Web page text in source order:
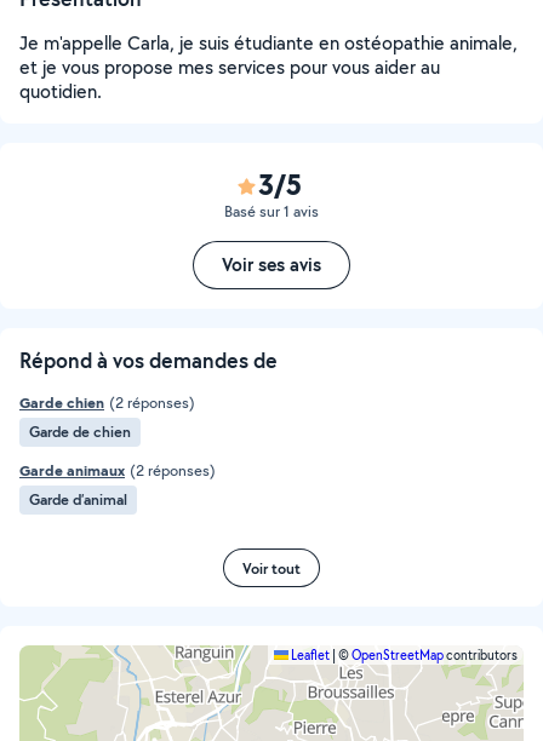
Je m'appelle Carla, je suis étudiante en ostéopathie animale,
et je vous propose mes services pour vous aider au
quotidien.
3/5
Basé sur 1 avis
Voir ses avis
Répond à vos demandes de
Garde chien (2 réponses)
Garde de chien
Garde animaux (2 réponses)
Garde d’animal
Voir tout
Leaflet ©OpenStreetMapcontributors